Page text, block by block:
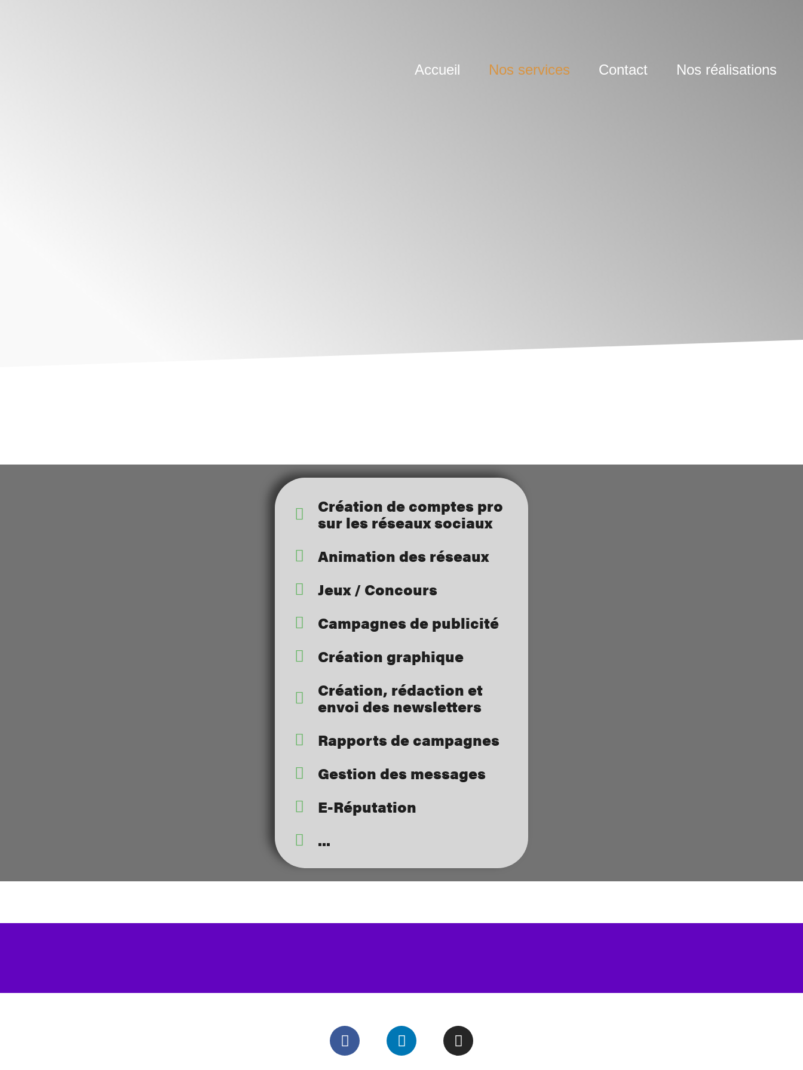
Accueil Nos services Contact Nos réalisations
Création de comptes pro
sur les réseaux sociaux
Animation des réseaux
Jeux / Concours
Campagnes de publicité
Création graphique
Création, rédaction et
envoi des newsletters
Rapports de campagnes
Gestion des messages
E-Réputation
...